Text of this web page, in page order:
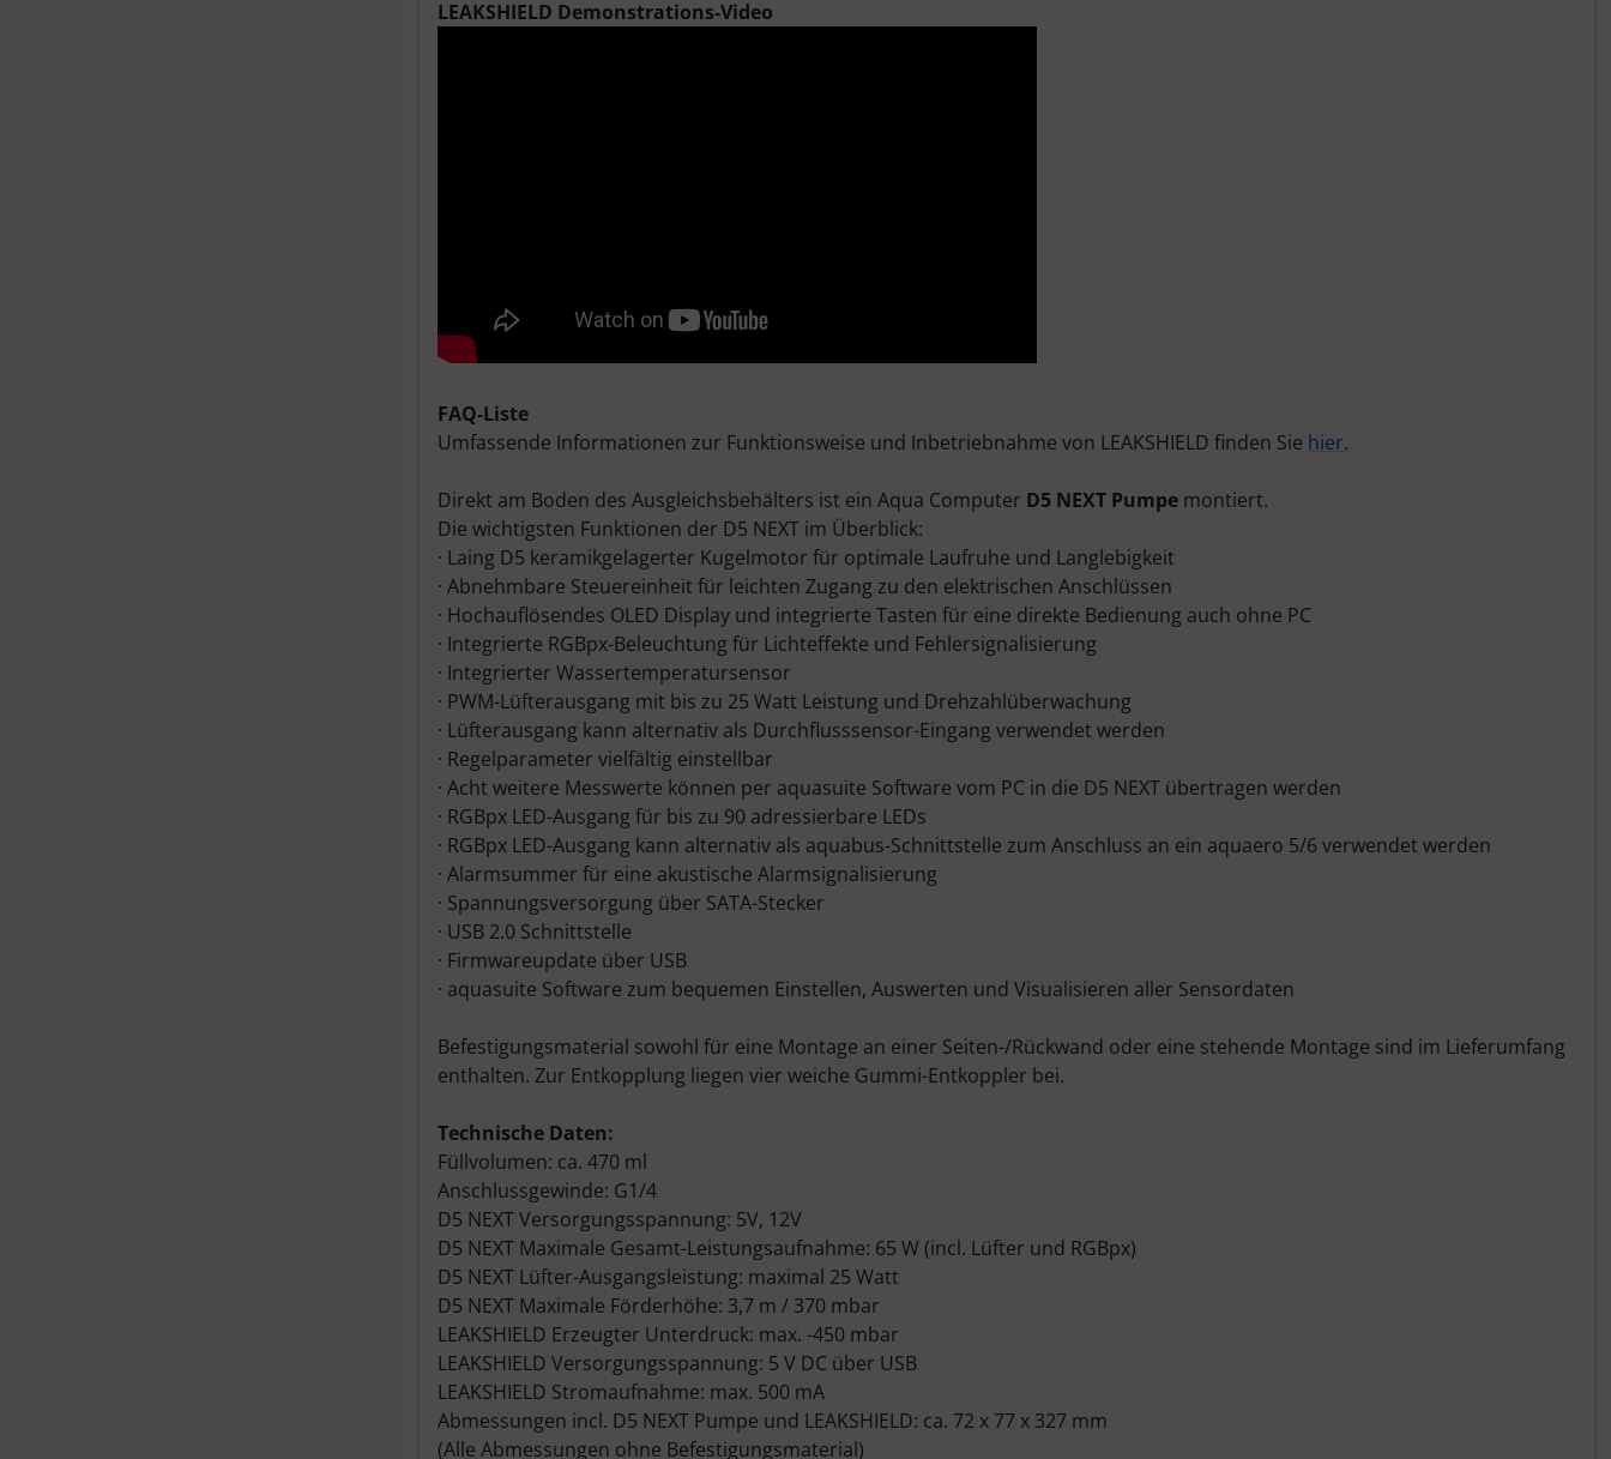
LEAKSHIELD Demonstrations-Video
FAQ-Liste
Umfassende Informationen zur Funktionsweise und Inbetriebnahme von LEAKSHIELD finden Sie hier.
Direkt am Boden des Ausgleichsbehälters ist ein Aqua Computer D5 NEXT Pumpe montiert.
Die wichtigsten Funktionen der D5 NEXT im Überblick:
· Laing D5 keramikgelagerter Kugelmotor für optimale Laufruhe und Langlebigkeit
· Abnehmbare Steuereinheit für leichten Zugang zu den elektrischen Anschlüssen
· Hochauflösendes OLED Display und integrierte Tasten für eine direkte Bedienung auch ohne PC
· Integrierte RGBpx-Beleuchtung für Lichteffekte und Fehlersignalisierung
· Integrierter Wassertemperatursensor
· PWM-Lüfterausgang mit bis zu 25 Watt Leistung und Drehzahlüberwachung
· Lüfterausgang kann alternativ als Durchflusssensor-Eingang verwendet werden
· Regelparameter vielfältig einstellbar
· Acht weitere Messwerte können per aquasuite Software vom PC in die D5 NEXT übertragen werden
· RGBpx LED-Ausgang für bis zu 90 adressierbare LEDs
· RGBpx LED-Ausgang kann alternativ als aquabus-Schnittstelle zum Anschluss an ein aquaero 5/6 verwendet werden
· Alarmsummer für eine akustische Alarmsignalisierung
· Spannungsversorgung über SATA-Stecker
· USB 2.0 Schnittstelle
· Firmwareupdate über USB
· aquasuite Software zum bequemen Einstellen, Auswerten und Visualisieren aller Sensordaten
Befestigungsmaterial sowohl für eine Montage an einer Seiten-/Rückwand oder eine stehende Montage sind im Lieferumfang
enthalten. Zur Entkopplung liegen vier weiche Gummi-Entkoppler bei.
Technische Daten:
Füllvolumen: ca. 470 ml
Anschlussgewinde: G1/4
D5 NEXT Versorgungsspannung: 5V, 12V
D5 NEXT Maximale Gesamt-Leistungsaufnahme: 65 W (incl. Lüfter und RGBpx)
D5 NEXT Lüfter-Ausgangsleistung: maximal 25 Watt
D5 NEXT Maximale Förderhöhe: 3,7 m / 370 mbar
LEAKSHIELD Erzeugter Unterdruck: max. -450 mbar
LEAKSHIELD Versorgungsspannung: 5 V DC über USB
LEAKSHIELD Stromaufnahme: max. 500 mA
Abmessungen incl. D5 NEXT Pumpe und LEAKSHIELD: ca. 72 x 77 x 327 mm
(Alle Abmessungen ohne Befestigungsmaterial)